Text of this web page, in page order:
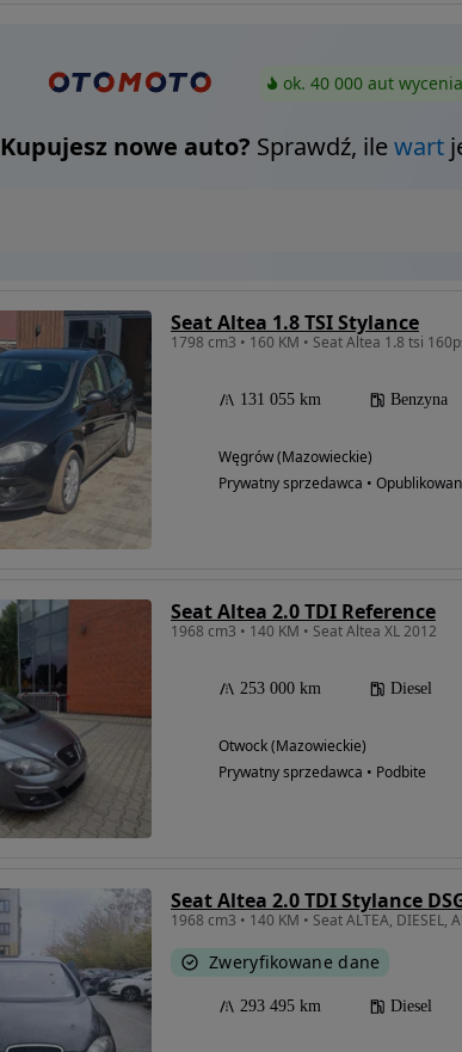
ok. 40 000 aut
Kupujesz nowe auto? Sprawdź, ilewart
Seat Altea 1.8 TSI Stylance
1798 cm3 • 160 KM • Seat Altea 1.8 tsi
131 055 km Benzyna
Węgrów (Mazowieckie)
Prywatny sprzedawca •
Seat Altea 2.0 TDI Reference
1968 cm3 • 140 KM • Seat Altea XL 2012
253 000 km Diesel
Otwock (Mazowieckie)
Prywatny sprzedawca • Podbite
Seat Altea 2.0 TDI Stylance
1968 cm3 • 140 KM • Seat ALTEA,
Zweryfikowane dane
293 495 km Diesel